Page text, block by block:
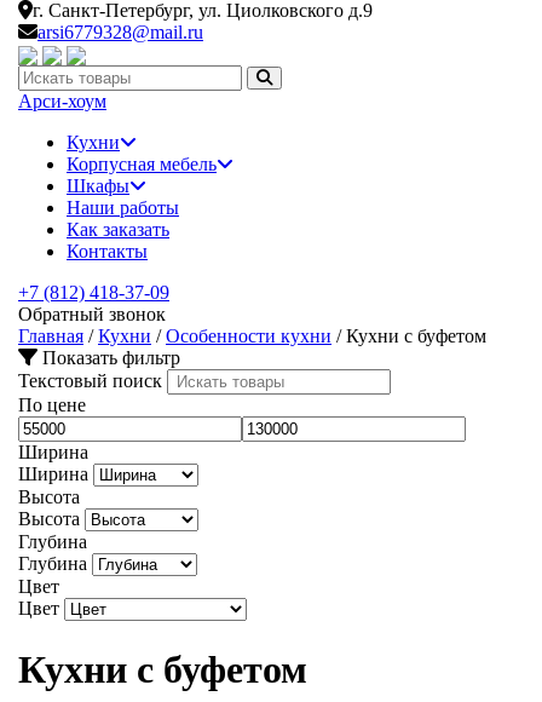
г. Санкт-Петербург, ул. Циолковского д.9
arsi6779328@mail.ru
Искать:
Арси-хоум
Кухни
Корпусная мебель
Шкафы
Наши работы
Как заказать
Контакты
+7 (812) 418-37-09
Обратный звонок
Главная /Кухни /Особенности кухни /Кухни с буфетом
Показать фильтр
Текстовый поиск
По цене
Ширина
Ширина
Высота
Высота
Глубина
Глубина
Цвет
Цвет
Кухни с буфетом